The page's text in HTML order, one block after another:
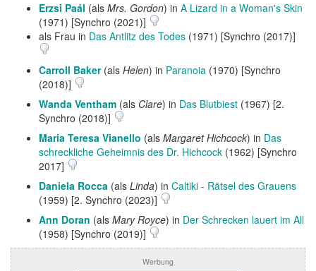
Erzsi Paál (als Mrs. Gordon) in A Lizard in a Woman's Skin
(1971) [Synchro (2021)]
als Frau in Das Antlitz des Todes (1971) [Synchro (2017)]
Carroll Baker(als Helen) in Paranoia (1970) [Synchro
(2018)]
Wanda Ventham (als Clare) in Das Blutbiest (1967) [2.
Synchro (2018)]
Maria Teresa Vianello (als Margaret Hichcock) in Das
schreckliche Geheimnis des Dr. Hichcock (1962) [Synchro
2017]
Daniela Rocca (als Linda) in Caltiki - Rätsel des Grauens
(1959) [2. Synchro (2023)]
Ann Doran (als Mary Royce) in Der Schrecken lauert im All
(1958) [Synchro (2019)]
Werbung